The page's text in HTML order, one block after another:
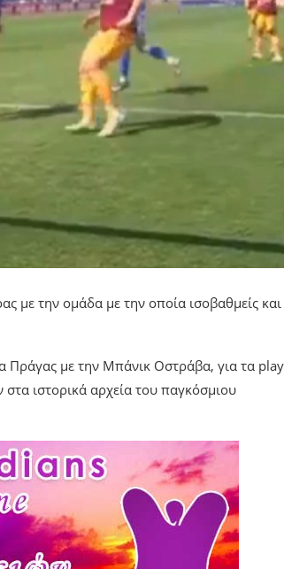
με την ομάδα με την οποία ισοβαθμείς
Πράγας με την Μπάνικ Οστράβα, για τα
ιστορικά αρχεία του παγκόσμιου